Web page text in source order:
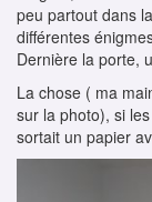
peu partout dans
différentes
Dernière la porte,
La chose ( ma
sur la photo), si
sortait un papier